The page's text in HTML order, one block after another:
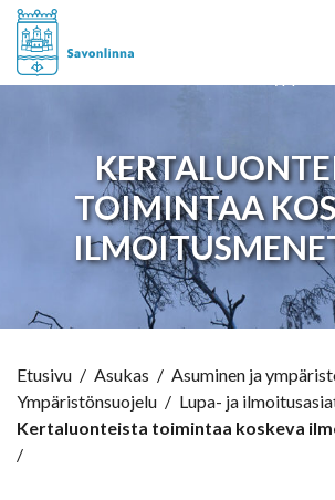
TOIMINTAA
Etusivu / Asukas / Asuminen ja
Ympäristönsuojelu / Lupa- ja
Kertaluonteista toimintaa koskeva
/